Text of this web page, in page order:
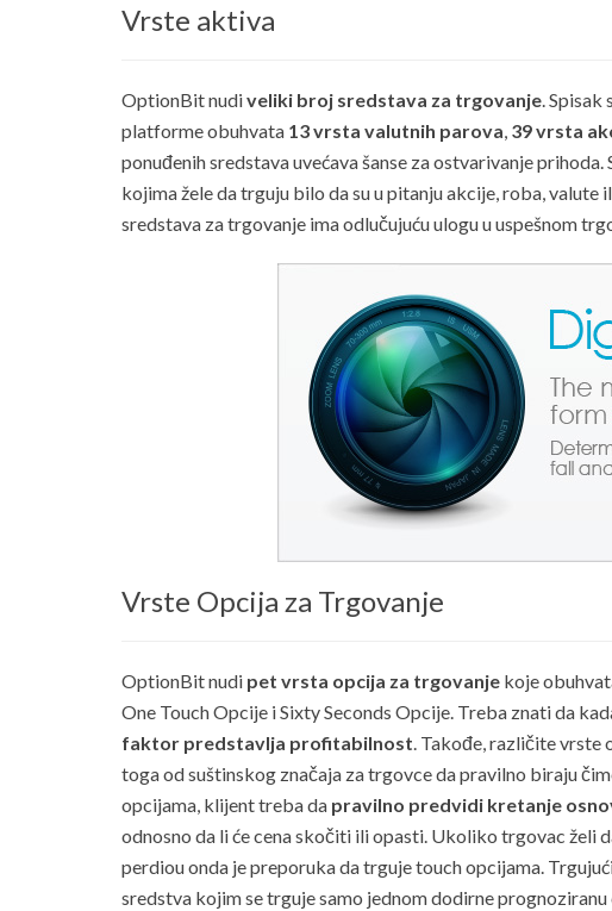
Vrste aktiva
OptionBit nudiveliki broj sredstava za trgovanje.
platforme obuhvata 13 vrsta valutnih parova, 39 vrsta
ponuđenih sredstava uvećava šanse za ostvarivanje
kojima žele da trguju bilo da su u pitanju akcije, roba,
sredstava za trgovanje ima odlučujuću ulogu u uspešnom
Vrste Opcija za Trgovanje
OptionBit nudi pet vrsta opcija za trgovanje koje
One Touch Opcije i Sixty Seconds Opcije. Treba znati da
faktor predstavlja profitabilnost. Takođe, različite vrste
toga od suštinskog značaja za trgovce da pravilno biraju
opcijama, klijent treba da pravilno predvidi kretanje
odnosno da li će cena skočiti ili opasti. Ukoliko trgovac želi
perdiou onda je preporuka da trguje touch opcijama.
sredstva kojim se trguje samo jednom dodirne